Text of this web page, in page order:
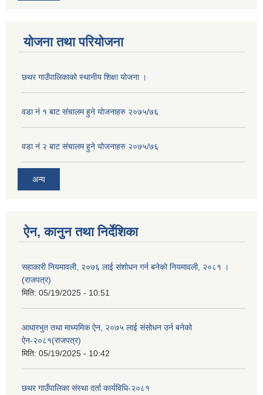
योजना तथा परियोजना
छथर गाउँपालिकाको स्थानीय शिक्षा योजना ।
वडा नं १ बाट संचालम हुने योजनाहरु २०७५/७६
वडा नं २ बाट संचालम हुने योजनाहरु २०७५/७६
अन्य
ऐन, कानुन तथा निर्देशिका
सहाकारी नियमावली, २०७६ लाई संशोधन गर्न बनेको नियमावली, २०८१ ।
(राजपत्र)
मिति: 05/19/2025 - 10:51
आधारभुत तथा माध्यमिक ऐन, २०७५ लाई संसोधन उर्न बनेको
ऐन-२०८१(राजपत्र)
मिति: 05/19/2025 - 10:42
छथर गाउँपालिका संस्था दर्ता कार्यविधि-२०८१